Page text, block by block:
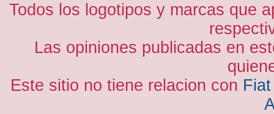
Todos los logotipos y marcas que
Las opiniones publicadas en
Este sitio no tiene relacion con